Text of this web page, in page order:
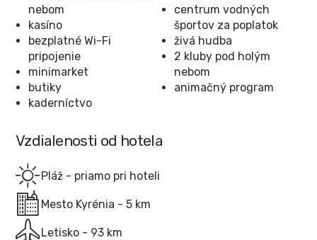
nebom
kasíno
bezplatné Wi-Fi
pripojenie
minimarket
butiky
kaderníctvo
centrum vodných
športov za poplatok
živá hudba
2 kluby pod holým
nebom
animačný program
Vzdialenosti od hotela
Pláž - priamo pri hoteli
Mesto Kyrénia - 5 km
Letisko - 93 km